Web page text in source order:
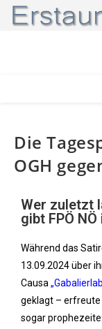
Die
OGH
Wer zuletzt
gibt FPÖ
Während das
13.09.2024 über
Causa
geklagt – erfreute
sogar prophezeite: